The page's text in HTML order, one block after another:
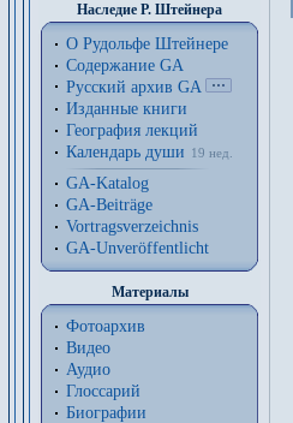
Наследие Р. Штейнера
О Рудольфе Штейнере
Содержание GA
Русский архив GA
Изданные книги
География лекций
Календарь души
19 нед.
GA-Katalog
GA-Beiträge
Vortragsverzeichnis
GA-Unveröffentlicht
Материалы
Фотоархив
Видео
Аудио
Глоссарий
Биографии